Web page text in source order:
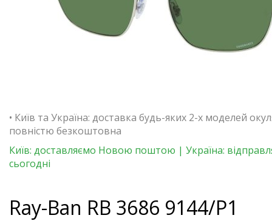
• Київ та Україна: доставка будь-яких 2-х моделей
повністю безкоштовна
Київ: доставляємо Новою поштою | Україна:
сьогодні
Ray-Ban RB 3686 9144/P1